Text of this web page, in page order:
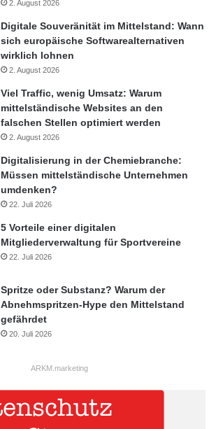
2. August 2026
Digitale Souveränität im Mittelstand: Wann
sich europäische Softwarealternativen
wirklich lohnen
2. August 2026
Viel Traffic, wenig Umsatz: Warum
mittelständische Websites an den
falschen Stellen optimiert werden
2. August 2026
Digitalisierung in der Chemiebranche:
Müssen mittelständische Unternehmen
umdenken?
22. Juli 2026
5 Vorteile einer digitalen
Mitgliederverwaltung für Sportvereine
22. Juli 2026
Spritze oder Substanz? Warum der
Abnehmspritzen-Hype den Mittelstand
gefährdet
20. Juli 2026
ARKM.marketing